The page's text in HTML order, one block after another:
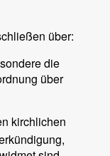
über:
die
über
kirchlichen